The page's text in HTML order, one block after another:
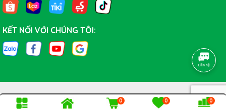
KẾT NỐI VỚI CHÚNG TÔI:
0 0 0